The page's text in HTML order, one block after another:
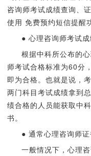
咨询师考试成绩查询、
使用 免费预约短信提醒
● 心理咨询师考试
根据中科所公布的
师考试合格标准为60分
即为合格。也就是说，
两门科目考试成绩拿到
绩合格的人员能获取中
书。
● 通常心理咨询师
一般情况下，心理